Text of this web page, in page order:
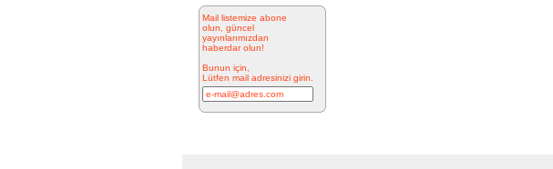
görülen
çeşme
bitiminde...
Mail listemize abone
olun, güncel
yayınlarımızdan
haberdar olun!
Bunun için,
Lütfen mail adresinizi girin.